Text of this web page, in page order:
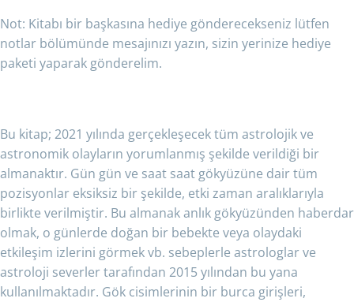
Not: Kitabı bir başkasına hediye gönderecekseniz lütfen
notlar bölümünde mesajınızı yazın, sizin yerinize hediye
paketi yaparak gönderelim.
Bu kitap; 2021 yılında gerçekleşecek tüm astrolojik ve
astronomik olayların yorumlanmış şekilde verildiği bir
almanaktır. Gün gün ve saat saat gökyüzüne dair tüm
pozisyonlar eksiksiz bir şekilde, etki zaman aralıklarıyla
birlikte verilmiştir. Bu almanak anlık gökyüzünden haberdar
olmak, o günlerde doğan bir bebekte veya olaydaki
etkileşim izlerini görmek vb. sebeplerle astrologlar ve
astroloji severler tarafından 2015 yılından bu yana
kullanılmaktadır. Gök cisimlerinin bir burca girişleri,